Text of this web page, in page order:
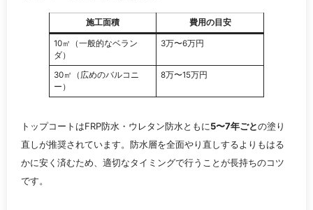
施工面積 費用の目安
10㎡（一般的なベラン
ダ）
3万〜6万円
30㎡（広めのバルコニ
ー）
8万〜15万円
トップコートはFRP防水・ウレタン防水ともに5〜7年ごとの塗り
直しが推奨されています。防水層を全面やり直しするよりもはる
かに安く済むため、適切なタイミングで行うことが長持ちのコツ
です。